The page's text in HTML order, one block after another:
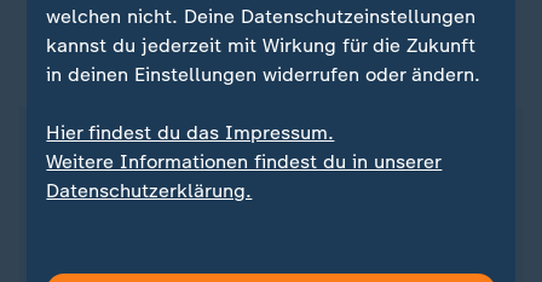
ZDFsportstudio auf WhatsApp
welchen nicht. Deine Datenschutzeinstellungen
kannst du jederzeit mit Wirkung für die Zukunft
in deinen Einstellungen widerrufen oder ändern.
Hier findest du das Impressum.
Weitere Informationen findest du in unserer
Datenschutzerklärung.